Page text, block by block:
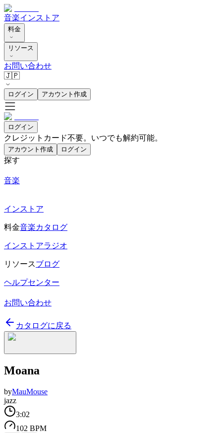
音楽インストア
料金
リソース
お問い合わせ
🇯🇵
ログイン アカウント作成
ログイン
クレジットカード不要。いつでも解約可能。
アカウント作成 ログイン
探す
音楽
インストア
料金音楽カタログ
インストアラジオ
リソースブログ
ヘルプセンター
お問い合わせ
カタログに戻る
Moana
byMauMouse
jazz
3:02
102 BPM